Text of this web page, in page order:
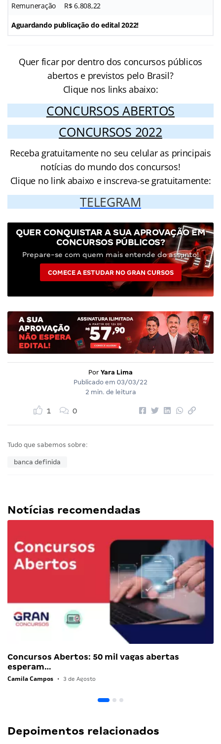
Remuneração R$ 6.808,22
Aguardando publicação do edital 2022!
Quer ficar por dentro dos concursos públicos
abertos e previstos pelo Brasil?
Clique nos links abaixo:
CONCURSOS ABERTOS
CONCURSOS 2022
Receba gratuitamente no seu celular as principais
notícias do mundo dos concursos!
Clique no link abaixo e inscreva-se gratuitamente:
TELEGRAM
QUER CONQUISTAR A SUA APROVAÇÃO EM
CONCURSOS PÚBLICOS?
Prepare-se com quem mais entende do assunto!
COMECE A ESTUDAR NO GRAN CURSOS
Por Yara Lima
Publicado em 03/03/22
2 min. de leitura
1 0
Tudo que sabemos sobre:
banca definida
Notícias recomendadas
Concursos Abertos: 50 mil vagas abertas
esperam…
Camila Campos • 3 de Agosto
Depoimentos relacionados